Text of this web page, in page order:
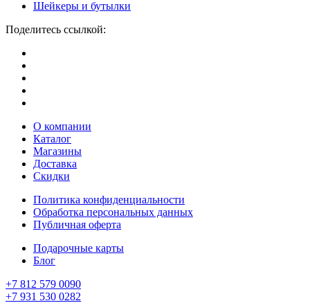
Шейкеры и бутылки
Поделитесь ссылкой:
О компании
Каталог
Магазины
Доставка
Скидки
Политика конфиденциальности
Обработка персональных данных
Публичная оферта
Подарочные карты
Блог
+7 812 579 0090
+7 931 530 0282